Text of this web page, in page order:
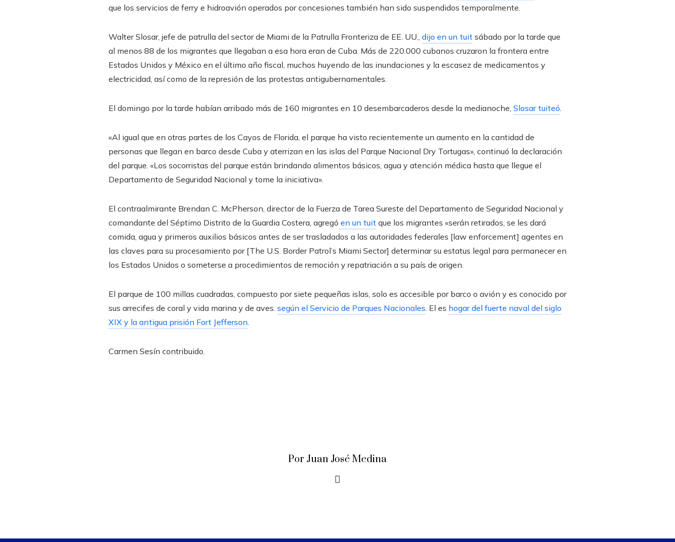
que los servicios de ferry e hidroavión operados por concesiones también han sido suspendidos temporalmente.
Walter Slosar, jefe de patrulla del sector de Miami de la Patrulla Fronteriza de EE. UU., dijo en un tuit sábado por la tarde que
al menos 88 de los migrantes que llegaban a esa hora eran de Cuba. Más de 220.000 cubanos cruzaron la frontera entre
Estados Unidos y México en el último año fiscal, muchos huyendo de las inundaciones y la escasez de medicamentos y
electricidad, así como de la represión de las protestas antigubernamentales.
El domingo por la tarde habían arribado más de 160 migrantes en 10 desembarcaderos desde la medianoche, Slosar tuiteó.
«Al igual que en otras partes de los Cayos de Florida, el parque ha visto recientemente un aumento en la cantidad de
personas que llegan en barco desde Cuba y aterrizan en las islas del Parque Nacional Dry Tortugas», continuó la declaración
del parque. «Los socorristas del parque están brindando alimentos básicos, agua y atención médica hasta que llegue el
Departamento de Seguridad Nacional y tome la iniciativa».
El contraalmirante Brendan C. McPherson, director de la Fuerza de Tarea Sureste del Departamento de Seguridad Nacional y
comandante del Séptimo Distrito de la Guardia Costera, agregó en un tuit que los migrantes «serán retirados, se les dará
comida, agua y primeros auxilios básicos antes de ser trasladados a las autoridades federales [law enforcement] agentes en
las claves para su procesamiento por [The U.S. Border Patrol’s Miami Sector] determinar su estatus legal para permanecer en
los Estados Unidos o someterse a procedimientos de remoción y repatriación a su país de origen.
El parque de 100 millas cuadradas, compuesto por siete pequeñas islas, solo es accesible por barco o avión y es conocido por
sus arrecifes de coral y vida marina y de aves. según el Servicio de Parques Nacionales. El es hogar del fuerte naval del siglo
XIX y la antigua prisión Fort Jefferson.
Carmen Sesín contribuido.
Por Juan José Medina